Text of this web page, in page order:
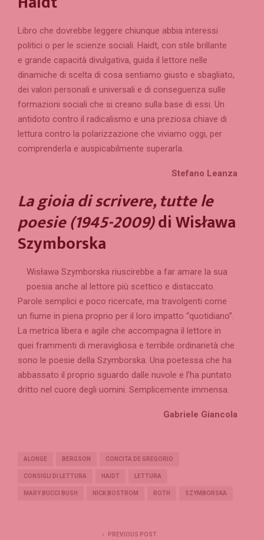
Libro che dovrebbe leggere chiunque abbia interessi
politici o per le scienze sociali. Haidt, con stile brillante
e grande capacità divulgativa, guida il lettore nelle
dinamiche di scelta di cosa sentiamo giusto e sbagliato,
dei valori personali e universali e di conseguenza sulle
formazioni sociali che si creano sulla base di essi. Un
antidoto contro il radicalismo e una preziosa chiave di
lettura contro la polarizzazione che viviamo oggi, per
comprenderla e auspicabilmente superarla.
Stefano Leanza
La gioia di scrivere, tutte le
poesie (1945-2009)di Wisława
Szymborska
Wisława Szymborska riuscirebbe a far amare la sua
poesia anche al lettore più scettico e distaccato.
Parole semplici e poco ricercate, ma travolgenti come
un fiume in piena proprio per il loro impatto “quotidiano”.
La metrica libera e agile che accompagna il lettore in
quei frammenti di meravigliosa e terribile ordinarietà che
sono le poesie della Szymborska. Una poetessa che ha
abbassato il proprio sguardo dalle nuvole e l’ha puntato
dritto nel cuore degli uomini. Semplicemente immensa.
Gabriele Giancola
ALONGE BERGSON CONCITA DE GREGORIO
CONSIGLI DI LETTURA HAIDT LETTURA
MARY BUCCI BUSH NICK BOSTROM ROTH SZYMBORSKA
PREVIOUS POST